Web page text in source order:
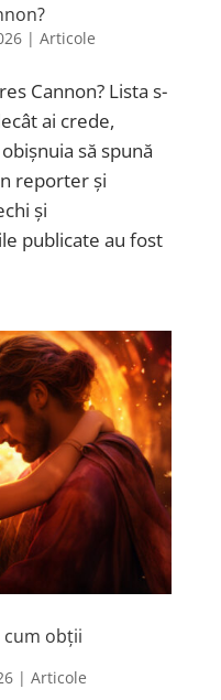
| Articole
Cannon? Lista s-
ai crede,
să spună
reporter și
și
publicate au fost
cum obții
| Articole